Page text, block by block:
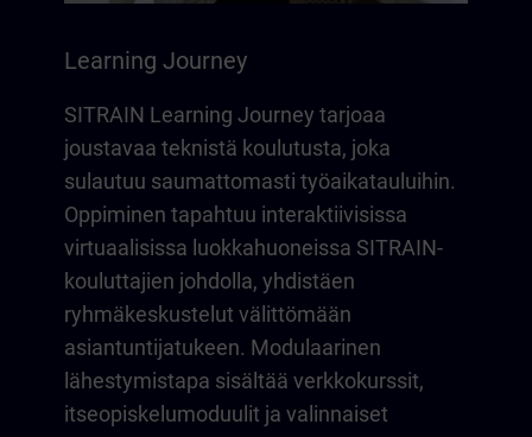
Learning Journey
SITRAIN Learning Journey tarjoaa
joustavaa teknistä koulutusta, joka
sulautuu saumattomasti työaikatauluihin.
Oppiminen tapahtuu interaktiivisissa
virtuaalisissa luokkahuoneissa SITRAIN-
kouluttajien johdolla, yhdistäen
ryhmäkeskustelut välittömään
asiantuntijatukeen. Modulaarinen
lähestymistapa sisältää verkkokurssit,
itseopiskelumoduulit ja valinnaiset